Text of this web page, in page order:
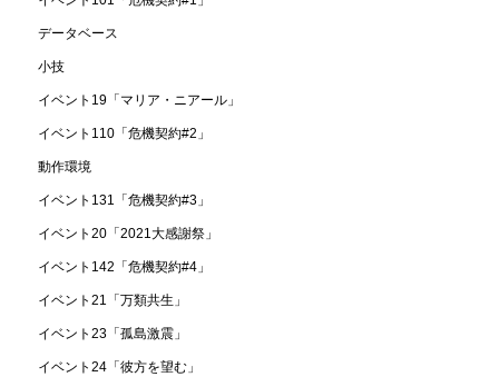
データベース
小技
イベント19「マリア・ニアール」
イベント110「危機契約#2」
動作環境
イベント131「危機契約#3」
イベント20「2021大感謝祭」
イベント142「危機契約#4」
イベント21「万類共生」
イベント23「孤島激震」
イベント24「彼方を望む」